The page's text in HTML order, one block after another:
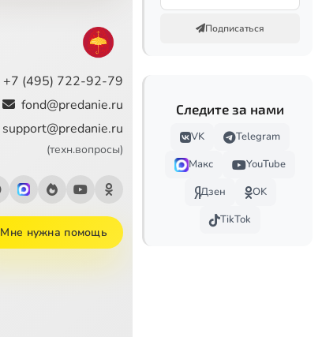
+7 (495) 722-92-79
fond@predanie.ru
support@predanie.ru
(техн.вопросы)
Мне нужна помощь
Подписаться
Следите за нами
VK
Telegram
Макс
YouTube
Дзен
OK
TikTok